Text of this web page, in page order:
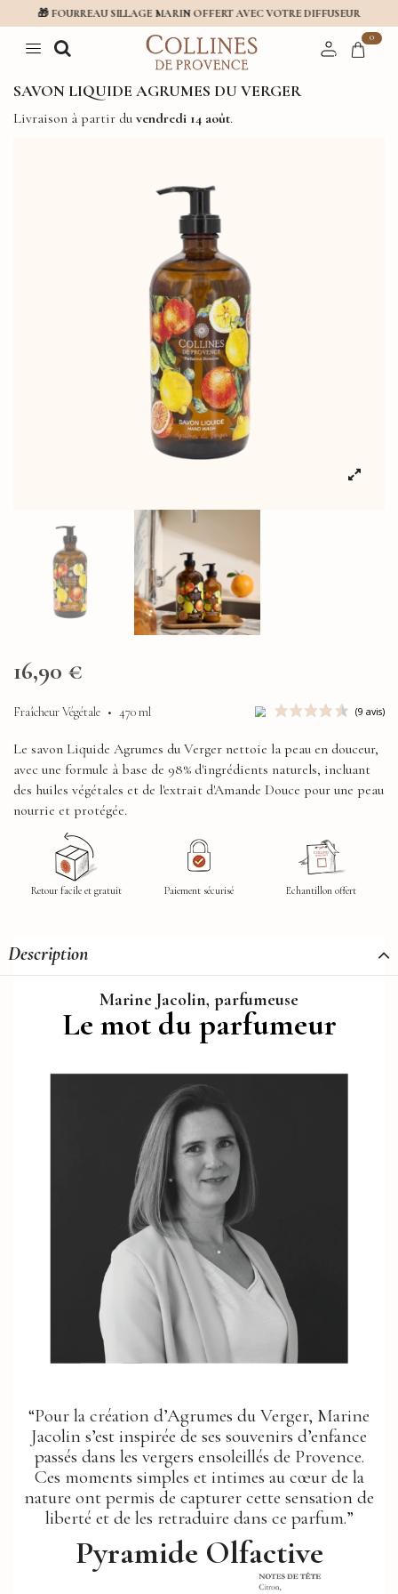
🎁 FOURREAU SILLAGE MARIN OFFERT AVEC VOTRE DIFFUSEUR
0
SAVON LIQUIDE AGRUMES DU VERGER
Livraison à partir du vendredi 14 août.
16,90 €
Fraîcheur Végétale • 470 ml
Le savon Liquide Agrumes du Verger nettoie la peau en douceur,
avec une formule à base de 98% d'ingrédients naturels, incluant
des huiles végétales et de l'extrait d'Amande Douce pour une peau
nourrie et protégée.
Retour facile et gratuit Paiement sécurisé Echantillon offert
Description
Marine Jacolin, parfumeuse
Le mot du parfumeur
“Pour la création d’Agrumes du Verger, Marine
Jacolin s’est inspirée de ses souvenirs d’enfance
passés dans les vergers ensoleillés de Provence.
Ces moments simples et intimes au cœur de la
nature ont permis de capturer cette sensation de
liberté et de les retraduire dans ce parfum.”
Pyramide Olfactive